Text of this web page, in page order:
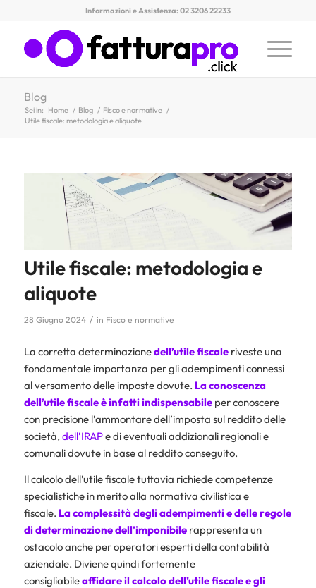
Informazioni e Assistenza: 02 3206 22233
Blog
Sei in: Home / Blog / Fisco e normative /
Utile fiscale: metodologia e aliquote
Utile fiscale: metodologia e
aliquote
28 Giugno 2024 / in Fisco e normative
La corretta determinazionedell’utile fiscaleriveste una
fondamentale importanza per gli adempimenti connessi
al versamento delle imposte dovute. La conoscenza
dell’utile fiscale è infatti indispensabileper conoscere
con precisione l’ammontare dell’imposta sul reddito delle
società, dell’IRAPe di eventuali addizionali regionali e
comunali dovute in base al reddito conseguito.
Il calcolo dell’utile fiscale tuttavia richiede competenze
specialistiche in merito alla normativa civilistica e
fiscale. La complessità degli adempimenti e delle regole
di determinazione dell’imponibilerappresenta un
ostacolo anche per operatori esperti della contabilità
aziendale. Diviene quindi fortemente
consigliabileaffidare il calcolo dell’utile fiscale e gli